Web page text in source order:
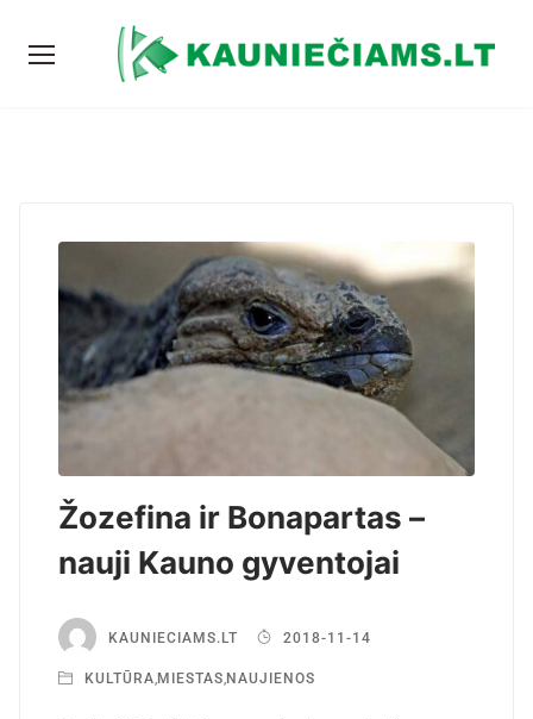
Žozefina ir Bonapartas –
nauji Kauno gyventojai
KAUNIECIAMS.LT 2018-11-14
KULTŪRA,MIESTAS,NAUJIENOS